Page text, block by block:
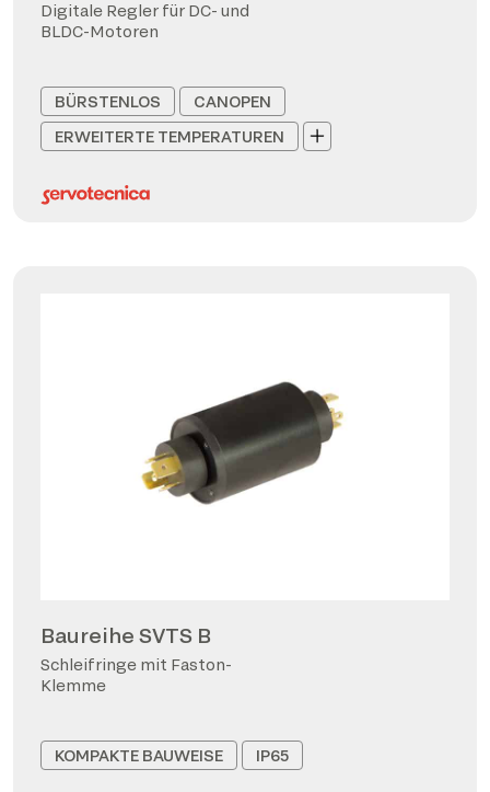
Digitale Regler für DC- und
BLDC-Motoren
BÜRSTENLOS
CANOPEN
ERWEITERTE TEMPERATUREN
Baureihe SVTS B
Schleifringe mit Faston-
Klemme
KOMPAKTE BAUWEISE IP65